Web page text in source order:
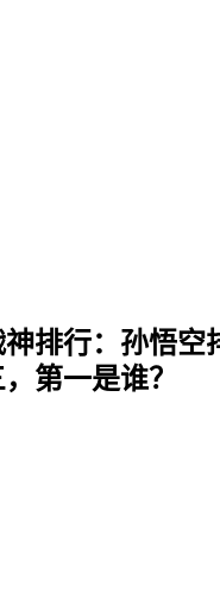
排行：孙悟空
第一是谁？